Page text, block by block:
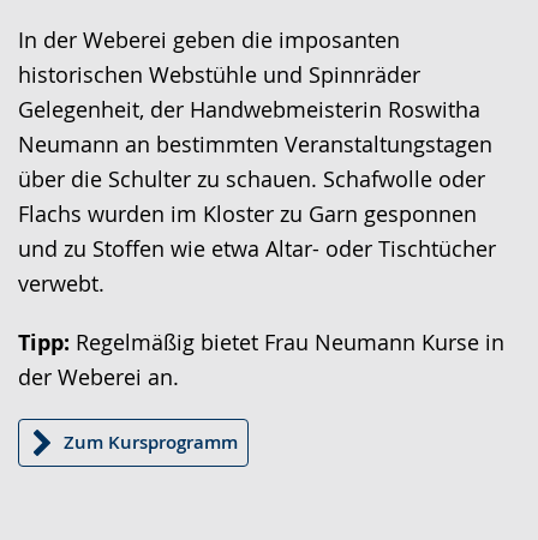
Sprache
wechseln.
Unterstützung.
in
Deutscher
Gebärdensprache
wird
angezeigt.
In der Weberei geben die imposanten
historischen Webstühle und Spinnräder
Gelegenheit, der Handwebmeisterin Roswitha
Neumann an bestimmten Veranstaltungstagen
über die Schulter zu schauen. Schafwolle oder
Flachs wurden im Kloster zu Garn gesponnen
und zu Stoffen wie etwa Altar- oder Tischtücher
verwebt.
Tipp: Regelmäßig bietet Frau Neumann Kurse in
der Weberei an.
Zum Kursprogramm